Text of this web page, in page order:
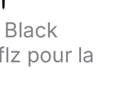
pour la